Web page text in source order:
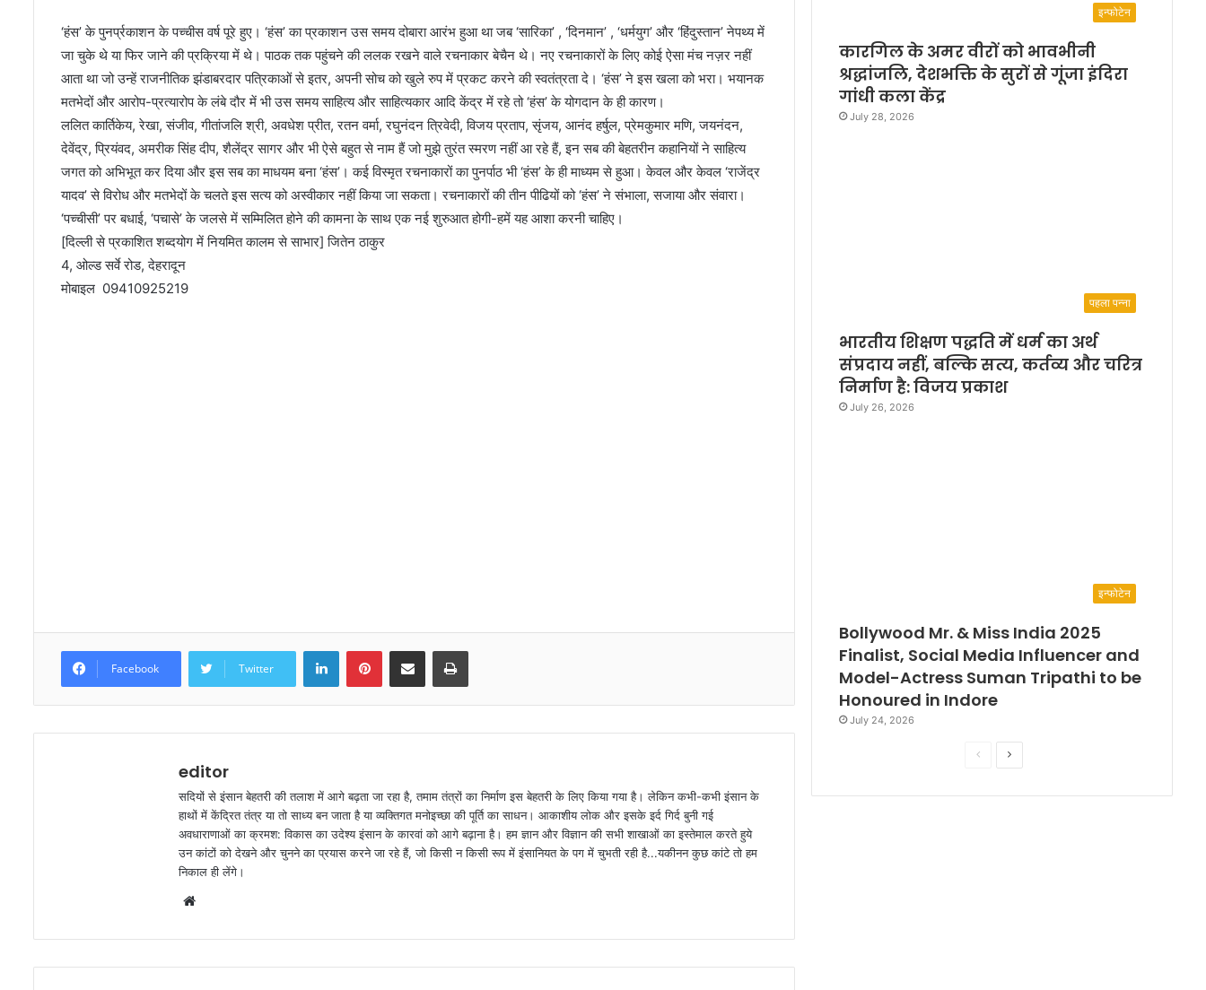
‘हंस’ के पुनर्प्रकाशन के पच्चीस वर्ष पूरे हुए। ‘हंस’ का प्रकाशन उस समय दोबारा आरंभ हुआ था जब ‘सारिका’ , ‘दिनमान’ , ‘धर्मयुग’ और ‘हिंदुस्तान’ नेपथ्य में
जा चुके थे या फिर जाने की प्रक्रिया में थे। पाठक तक पहुंचने की ललक रखने वाले रचनाकार बेचैन थे। नए रचनाकारों के लिए कोई ऐसा मंच नज़र नहीं
आता था जो उन्हें राजनीतिक झंडाबरदार पत्रिकाओं से इतर, अपनी सोच को खुले रुप में प्रकट करने की स्वतंत्रता दे। ‘हंस’ ने इस खला को भरा। भयानक
मतभेदों और आरोप-प्रत्यारोप के लंबे दौर में भी उस समय साहित्य और साहित्यकार आदि केंद्र में रहे तो ‘हंस’ के योगदान के ही कारण।
ललित कार्तिकेय, रेखा, संजीव, गीतांजलि श्री, अवधेश प्रीत, रतन वर्मा, रघुनंदन त्रिवेदी, विजय प्रताप, सृंजय, आनंद हर्षुल, प्रेमकुमार मणि, जयनंदन,
देवेंद्र, प्रियंवद, अमरीक सिंह दीप, शैलेंद्र सागर और भी ऐसे बहुत से नाम हैं जो मुझे तुरंत स्मरण नहीं आ रहे हैं, इन सब की बेहतरीन कहानियों ने साहित्य
जगत को अभिभूत कर दिया और इस सब का माधयम बना ‘हंस’। कई विस्मृत रचनाकारों का पुनर्पाठ भी ‘हंस’ के ही माध्यम से हुआ। केवल और केवल ‘राजेंद्र
यादव’ से विरोध और मतभेदों के चलते इस सत्य को अस्वीकार नहीं किया जा सकता। रचनाकारों की तीन पीढियों को ‘हंस’ ने संभाला, सजाया और संवारा।
‘पच्चीसी’ पर बधाई, ‘पचासे’ के जलसे में सम्मिलित होने की कामना के साथ एक नई शुरुआत होगी-हमें यह आशा करनी चाहिए।
[दिल्ली से प्रकाशित शब्दयोग में नियमित कालम से साभार] जितेन ठाकुर
4, ओल्ड सर्वे रोड, देहरादून
मोबाइल 09410925219
Facebook Twitter
editor
सदियों से इंसान बेहतरी की तलाश में आगे बढ़ता जा रहा है, तमाम तंत्रों का निर्माण इस बेहतरी के लिए किया गया है। लेकिन कभी-कभी इंसान के
हाथों में केंद्रित तंत्र या तो साध्य बन जाता है या व्यक्तिगत मनोइच्छा की पूर्ति का साधन। आकाशीय लोक और इसके इर्द गिर्द बुनी गई
अवधाराणाओं का क्रमश: विकास का उदेश्य इंसान के कारवां को आगे बढ़ाना है। हम ज्ञान और विज्ञान की सभी शाखाओं का इस्तेमाल करते हुये
उन कांटों को देखने और चुनने का प्रयास करने जा रहे हैं, जो किसी न किसी रूप में इंसानियत के पग में चुभती रही है...यकीनन कुछ कांटे तो हम
निकाल ही लेंगे।
b
s
इन्फोटेन
कारगिल के अमर वीरों को भावभीनी
श्रद्धांजलि, देशभक्ति के सुरों से गूंजा इंदिरा
गांधी कला केंद्र
July 28, 2026
पहला पन्ना
भारतीय शिक्षण पद्धति में धर्म का अर्थ
संप्रदाय नहीं, बल्कि सत्य, कर्तव्य और चरित्र
निर्माण है: विजय प्रकाश
July 26, 2026
इन्फोटेन
Bollywood Mr. & Miss India 2025
Finalist, Social Media Influencer and
Model-Actress Suman Tripathi to be
Honoured in Indore
July 24, 2026